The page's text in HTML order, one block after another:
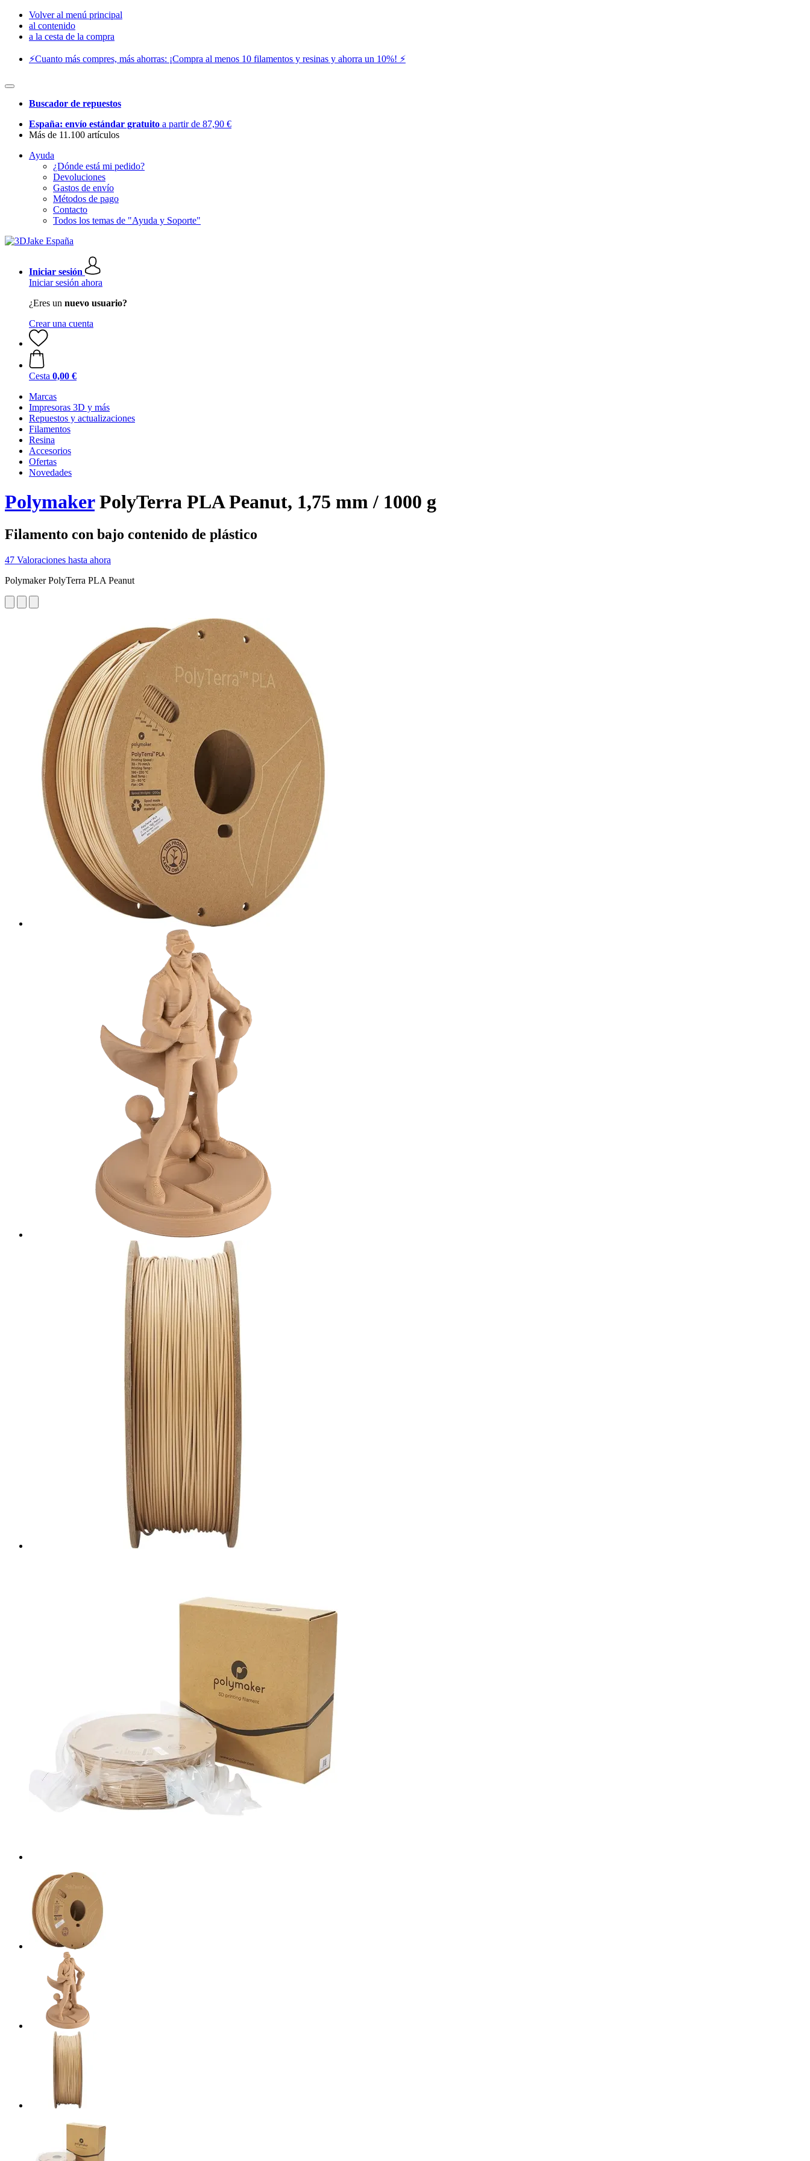
Volver al menú principal
al contenido
a la cesta de la compra
⚡️Cuanto más compres, más ahorras: ¡Compra al menos 10 filamentos y resinas y ahorra un 10%! ⚡️
Buscador de repuestos
España: envío estándar gratuito a partir de 87,90 €
Más de 11.100 artículos
Ayuda
¿Dónde está mi pedido?
Devoluciones
Gastos de envío
Métodos de pago
Contacto
Todos los temas de "Ayuda y Soporte"
Iniciar sesión
Iniciar sesión ahora
¿Eres un nuevo usuario?
Crear una cuenta
Cesta 0,00 €
Marcas
Impresoras 3D y más
Repuestos y actualizaciones
Filamentos
Resina
Accesorios
Ofertas
Novedades
PolymakerPolyTerra PLA Peanut, 1,75 mm / 1000 g
Filamento con bajo contenido de plástico
47 Valoraciones hasta ahora
Polymaker PolyTerra PLA Peanut